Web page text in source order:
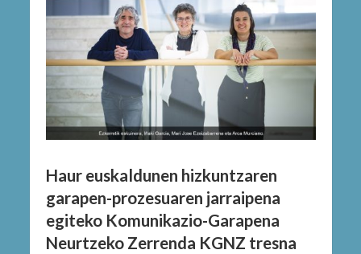
Haur euskaldunen hizkuntzaren
garapen-prozesuaren jarraipena
egiteko Komunikazio-Garapena
Neurtzeko Zerrenda KGNZ tresna